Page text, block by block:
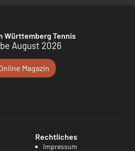
Württemberg Tennis
August 2026
Magazin
Rechtliches
Impressum